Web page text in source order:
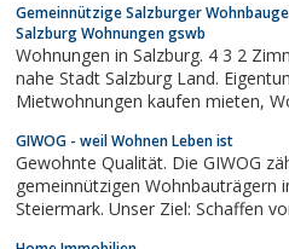
Gemeinnützige Salzburger
Salzburg Wohnungen gswb
Wohnungen in Salzburg. 4 3 2
nahe Stadt Salzburg Land.
Mietwohnungen kaufen mieten, Wohnungssuche: zu vermieten
Salzburger Wohnbaugesellschaft
Wohnungen gswb
GIWOG - weil Wohnen Leben ist
Gewohnte Qualität. Die GIWOG
gemeinnützigen Wohnbauträgern
Steiermark. Unser Ziel: Schaffen